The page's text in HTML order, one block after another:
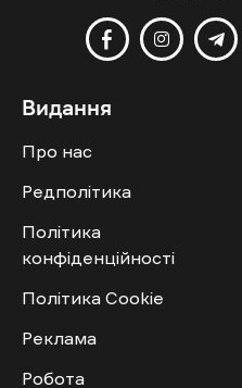
Видання
Про нас
Редполітика
Політика
конфіденційності
Політика Cookie
Реклама
Робота